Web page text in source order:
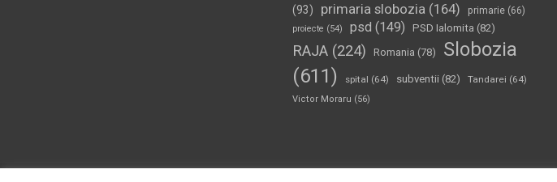
(93)
primaria slobozia(164) primarie(66)
proiecte (54) psd (149) PSD Ialomita (82)
RAJA(224) Romania (78)
Slobozia
(611)
spital (64) subventii (82) Tandarei (64)
Victor Moraru (56)